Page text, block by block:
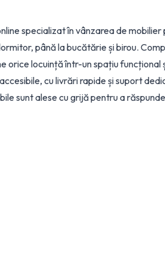
specializat în vânzarea de
până la bucătărie și birou.
orice locuință într-un spațiu
cu livrări rapide și suport
sunt alese cu grijă pentru a